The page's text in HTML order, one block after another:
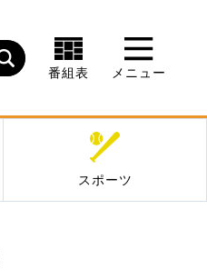
番組表 メニュー
スポーツ